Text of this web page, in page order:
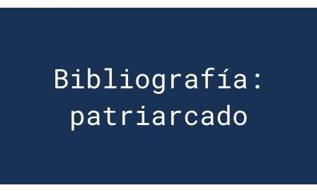
Bibliografía:
patriarcado